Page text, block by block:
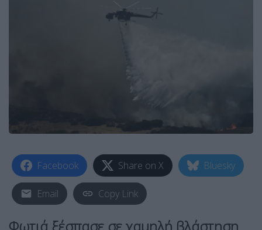
Facebook Share on X Bluesky
Email Copy Link